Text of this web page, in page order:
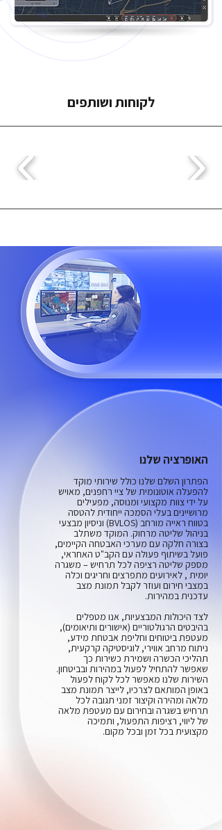
לקוחות ושותפים
האופרציה שלנו
הפתרון השלם שלנו כולל שירותי מוקד
להפעלה אוטונומית של ציי רחפנים, מאויש
על ידי צוות מקצועי ומנוסה, מפעילים
מרושיינים בעלי הסמכה ייחודית להטסה
בטווח ראייה מורחב (BVLOS) וניסיון מבצעי
בניהול שליטה מרחוק. המוקד משתלב
בצורה חלקה עם מערכי האבטחה הקיימים,
פועל בשיתוף פעולה עם הקב"ט האחראי,
מספק שליטה רציפה לכל תרחיש – משגרה
יומית , לאירועים מתפרצים וחריגים וכלה
במצבי חירום ועוזר לקבל תמונת מצב
עדכנית במהירות.
לצד היכולות המבצעיות, אנו מטפלים
בהיבטים הרגולטוריים (אישורים ותיאומים),
מעטפת ביטוחים וחליפת אבטחת מידע,
ניתוח מרחב אווירי, לוגיסטיקה קרקעית,
תהליכי הכשרה ושמירת כשירות כך
שאפשר להתחיל לפעול במהירות ובביטחון.
השירות שלנו מאפשר לכל לקוח לפעול
באופן המותאם לצרכיו, לייצר תמונת מצב
מלאה ומהירה וקיצור זמני תגובה לכל
תרחיש בשגרה ובחירום עם מעטפת מלאה
של ליווי, רציפות התפעול, ותמיכה
מקצועית בכל זמן ובכל מקום.